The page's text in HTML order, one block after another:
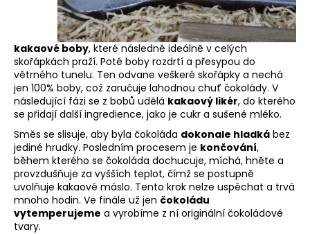
kakaové boby, které následně ideálně v celých
skořápkách praží. Poté boby rozdrtí a přesypou do
větrného tunelu. Ten odvane veškeré skořápky a nechá
jen 100% boby, což zaručuje lahodnou chuť čokolády. V
následující fázi se z bobů udělá kakaový likér, do kterého
se přidají další ingredience, jako je cukr a sušené mléko.
Směs se slisuje, aby byla čokoláda dokonale hladká bez
jediné hrudky. Posledním procesem je končování,
během kterého se čokoláda dochucuje, míchá, hněte a
provzdušňuje za vyšších teplot, čímž se postupně
uvolňuje kakaové máslo. Tento krok nelze uspěchat a trvá
mnoho hodin. Ve finále už jen čokoládu
vytemperujeme a vyrobíme z ní originální čokoládové
tvary.